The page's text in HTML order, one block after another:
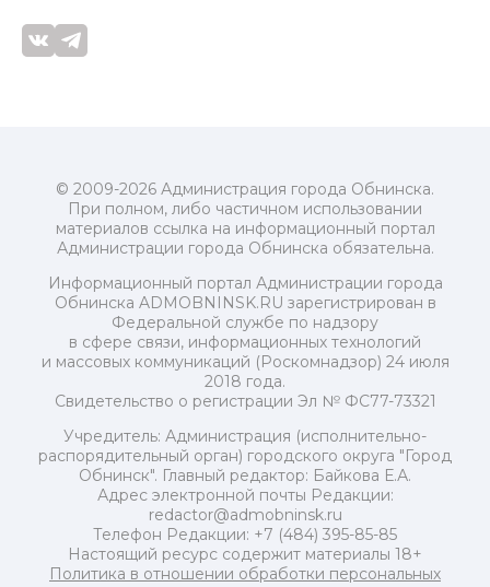
© 2009-2026 Администрация города Обнинска.
При полном, либо частичном использовании
материалов ссылка на информационный портал
Администрации города Обнинска обязательна.
Информационный портал Администрации города
Обнинска ADMOBNINSK.RU зарегистрирован в
Федеральной службе по надзору
в сфере связи, информационных технологий
и массовых коммуникаций (Роскомнадзор) 24 июля
2018 года.
Свидетельство о регистрации Эл № ФС77-73321
Учредитель: Администрация (исполнительно-
распорядительный орган) городского округа "Город
Обнинск". Главный редактор: Байкова Е.А.
Адрес электронной почты Редакции:
redactor@admobninsk.ru
Телефон Редакции: +7 (484) 395-85-85
Настоящий ресурс содержит материалы 18+
Политика в отношении обработки персональных